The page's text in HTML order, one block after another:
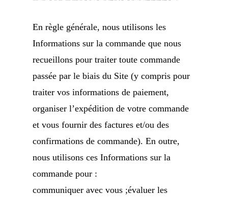
En règle générale, nous utilisons les
Informations sur la commande que nous
recueillons pour traiter toute commande
passée par le biais du Site (y compris pour
traiter vos informations de paiement,
organiser l’expédition de votre commande
et vous fournir des factures et/ou des
confirmations de commande). En outre,
nous utilisons ces Informations sur la
commande pour :
communiquer avec vous ;évaluer les